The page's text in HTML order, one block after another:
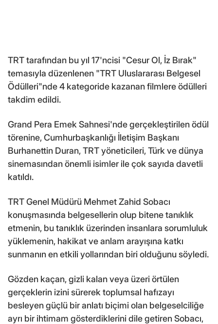
TRT tarafından bu yıl 17'ncisi "Cesur Ol, İz Bırak"
temasıyla düzenlenen "TRT Uluslararası Belgesel
Ödülleri"nde 4 kategoride kazanan filmlere ödülleri
takdim edildi.
Grand Pera Emek Sahnesi'nde gerçekleştirilen ödül
törenine, Cumhurbaşkanlığı İletişim Başkanı
Burhanettin Duran, TRT yöneticileri, Türk ve dünya
sinemasından önemli isimler ile çok sayıda davetli
katıldı.
TRT Genel Müdürü Mehmet Zahid Sobacı
konuşmasında belgesellerin olup bitene tanıklık
etmenin, bu tanıklık üzerinden insanlara sorumluluk
yüklemenin, hakikat ve anlam arayışına katkı
sunmanın en etkili yollarından biri olduğunu söyledi.
Gözden kaçan, gizli kalan veya üzeri örtülen
gerçeklerin izini sürerek toplumsal hafızayı
besleyen güçlü bir anlatı biçimi olan belgeselciliğe
ayrı bir ihtimam gösterdiklerini dile getiren Sobacı,